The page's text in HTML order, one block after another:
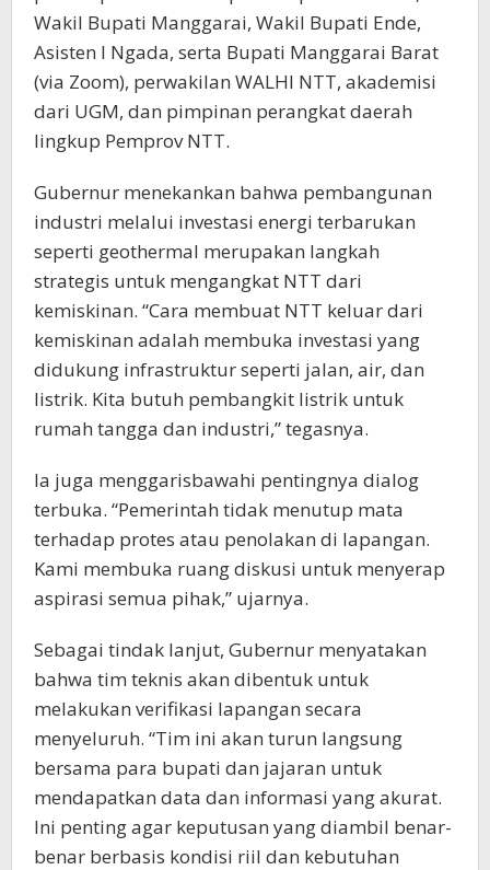
Wakil Bupati Manggarai, Wakil Bupati Ende,
Asisten I Ngada, serta Bupati Manggarai Barat
(via Zoom), perwakilan WALHI NTT, akademisi
dari UGM, dan pimpinan perangkat daerah
lingkup Pemprov NTT.
Gubernur menekankan bahwa pembangunan
industri melalui investasi energi terbarukan
seperti geothermal merupakan langkah
strategis untuk mengangkat NTT dari
kemiskinan. “Cara membuat NTT keluar dari
kemiskinan adalah membuka investasi yang
didukung infrastruktur seperti jalan, air, dan
listrik. Kita butuh pembangkit listrik untuk
rumah tangga dan industri,” tegasnya.
Ia juga menggarisbawahi pentingnya dialog
terbuka. “Pemerintah tidak menutup mata
terhadap protes atau penolakan di lapangan.
Kami membuka ruang diskusi untuk menyerap
aspirasi semua pihak,” ujarnya.
Sebagai tindak lanjut, Gubernur menyatakan
bahwa tim teknis akan dibentuk untuk
melakukan verifikasi lapangan secara
menyeluruh. “Tim ini akan turun langsung
bersama para bupati dan jajaran untuk
mendapatkan data dan informasi yang akurat.
Ini penting agar keputusan yang diambil benar-
benar berbasis kondisi riil dan kebutuhan